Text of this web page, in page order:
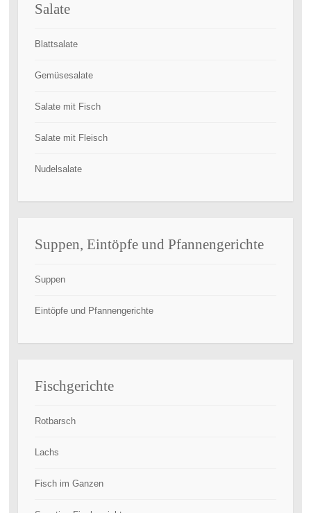
Salate
Blattsalate
Gemüsesalate
Salate mit Fisch
Salate mit Fleisch
Nudelsalate
Suppen, Eintöpfe und Pfannengerichte
Suppen
Eintöpfe und Pfannengerichte
Fischgerichte
Rotbarsch
Lachs
Fisch im Ganzen